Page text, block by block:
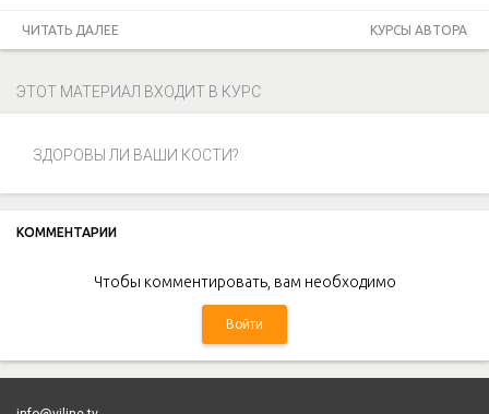
ЧИТАТЬ ДАЛЕЕ КУРСЫ АВТОРА
ЭТОТ МАТЕРИАЛ ВХОДИТ В КУРС
ЗДОРОВЫ ЛИ ВАШИ КОСТИ?
КОММЕНТАРИИ
Чтобы комментировать, вам необходимо
Войти